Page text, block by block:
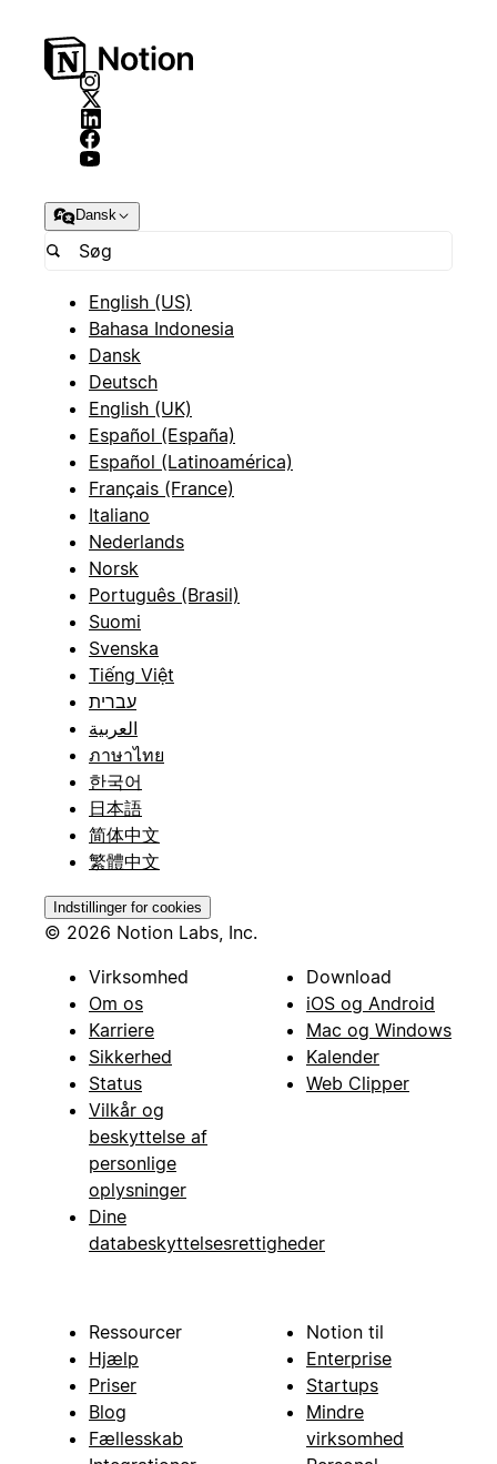
Dansk
English (US)
Bahasa Indonesia
Dansk
Deutsch
English (UK)
Español (España)
Español (Latinoamérica)
Français (France)
Italiano
Nederlands
Norsk
Português (Brasil)
Suomi
Svenska
Tiếng Việt
עברית
العربية
ภาษาไทย
한국어
日本語
简体中文
繁體中文
Indstillinger for cookies
© 2026 Notion Labs, Inc.
Virksomhed
Om os
Karriere
Sikkerhed
Status
Vilkår og
beskyttelse af
personlige
oplysninger
Dine
databeskyttelsesrettigheder
Download
iOS og Android
Mac og Windows
Kalender
Web Clipper
Ressourcer
Hjælp
Priser
Blog
Fællesskab
Notion til
Enterprise
Startups
Mindre
virksomhed